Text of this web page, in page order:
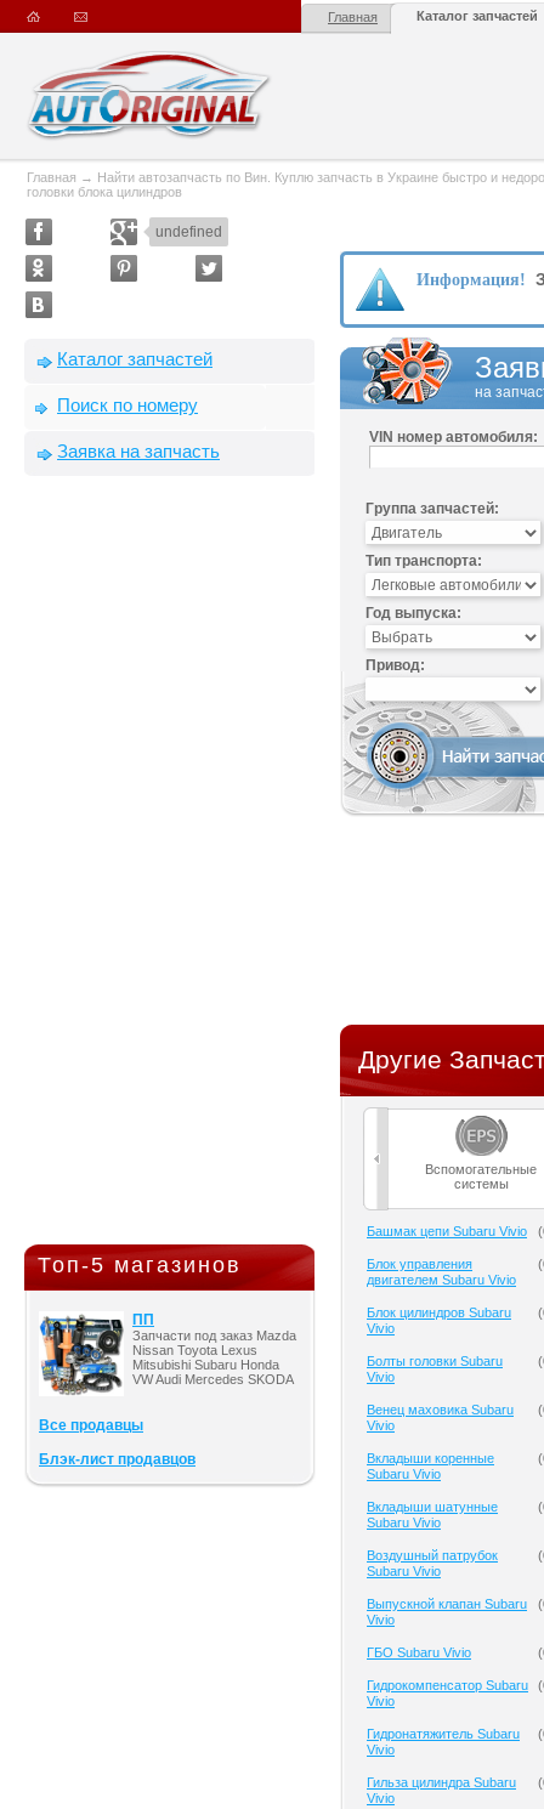
Главная Каталог запчастей
Главная → Найти автозапчасть по Вин. Куплю запчасть в Украине быстро и
головки блока цилиндров
undefined
Каталог запчастей
Поиск по номеру
Заявка на запчасть
Топ-5 магазинов
ПП
Запчасти под заказ Mazda
Nissan Toyota Lexus
Mitsubishi Subaru Honda
VW Audi Mercedes SKODA
Все продавцы
Блэк-лист продавцов
Информация!
на
VIN номер автомобиля:
Группа запчастей:
Тип транспорта:
Год выпуска:
Привод:
Другие
Вспомогательные
системы
Башмак цепи Subaru Vivio (
Блок управления
двигателем Subaru Vivio
(
Блок цилиндров Subaru
Vivio
(
Болты головки Subaru
Vivio
(
Венец маховика Subaru
Vivio
(
Вкладыши коренные
Subaru Vivio
(
Вкладыши шатунные
Subaru Vivio
(
Воздушный патрубок
Subaru Vivio
(
Выпускной клапан Subaru
Vivio
(
ГБО Subaru Vivio (
Гидрокомпенсатор Subaru
Vivio
(
Гидронатяжитель Subaru
Vivio
(
Гильза цилиндра Subaru
Vivio
(